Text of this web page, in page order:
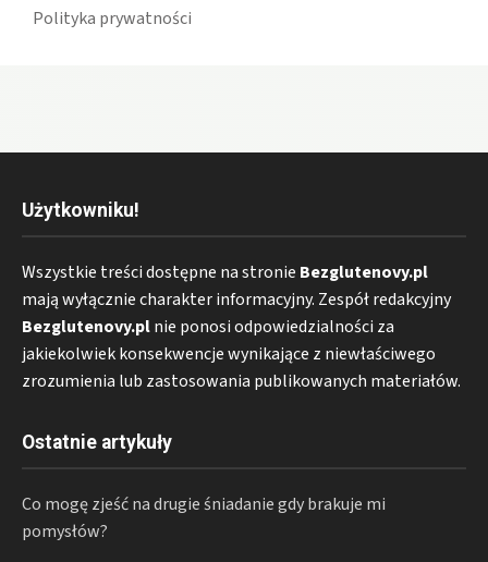
Polityka prywatności
Użytkowniku!
Wszystkie treści dostępne na stronie Bezglutenovy.pl
mają wyłącznie charakter informacyjny. Zespół redakcyjny
Bezglutenovy.plnie ponosi odpowiedzialności za
jakiekolwiek konsekwencje wynikające z niewłaściwego
zrozumienia lub zastosowania publikowanych materiałów.
Ostatnie artykuły
Co mogę zjeść na drugie śniadanie gdy brakuje mi
pomysłów?